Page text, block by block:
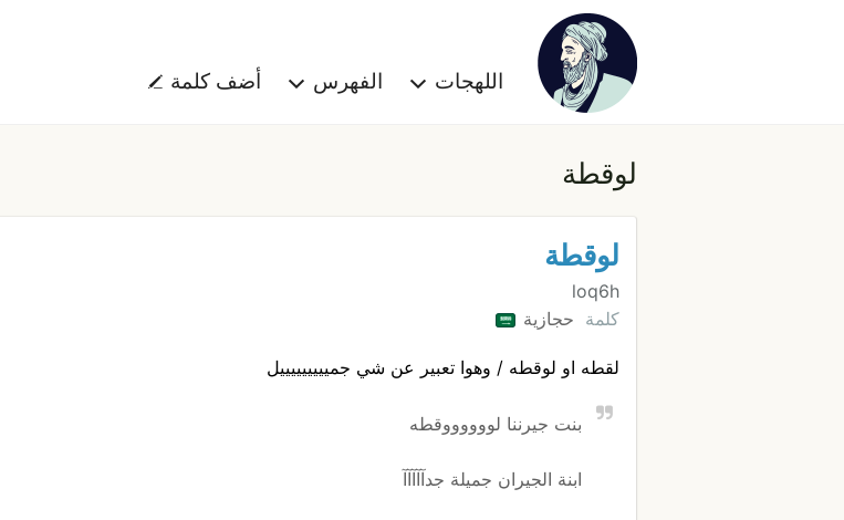
اللهجات الفهرس أضف كلمة
لوقطة
لوقطة
loq6h
كلمة حجازية
لقطه او لوقطه / وهوا تعبير عن شي جميييييييييل
بنت جيرننا لووووووقطه
ابنة الجيران جميلة جدآآآآآ